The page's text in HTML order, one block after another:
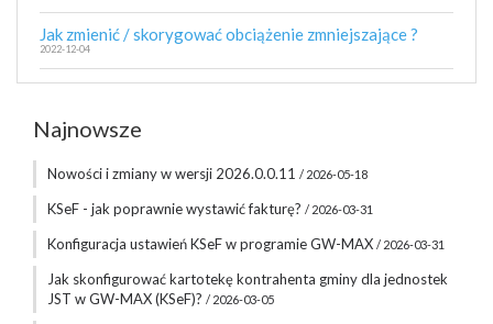
Jak zmienić / skorygować obciążenie zmniejszające ?
2022-12-04
Najnowsze
Nowości i zmiany w wersji 2026.0.0.11 / 2026-05-18
KSeF - jak poprawnie wystawić fakturę? / 2026-03-31
Konfiguracja ustawień KSeF w programie GW-MAX / 2026-03-31
Jak skonfigurować kartotekę kontrahenta gminy dla jednostek
JST w GW-MAX (KSeF)? / 2026-03-05